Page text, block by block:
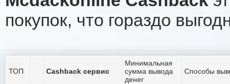
покупок, что гораздо
ТОП Cashback сервис
Минимальная
сумма вывода
денег
Способы